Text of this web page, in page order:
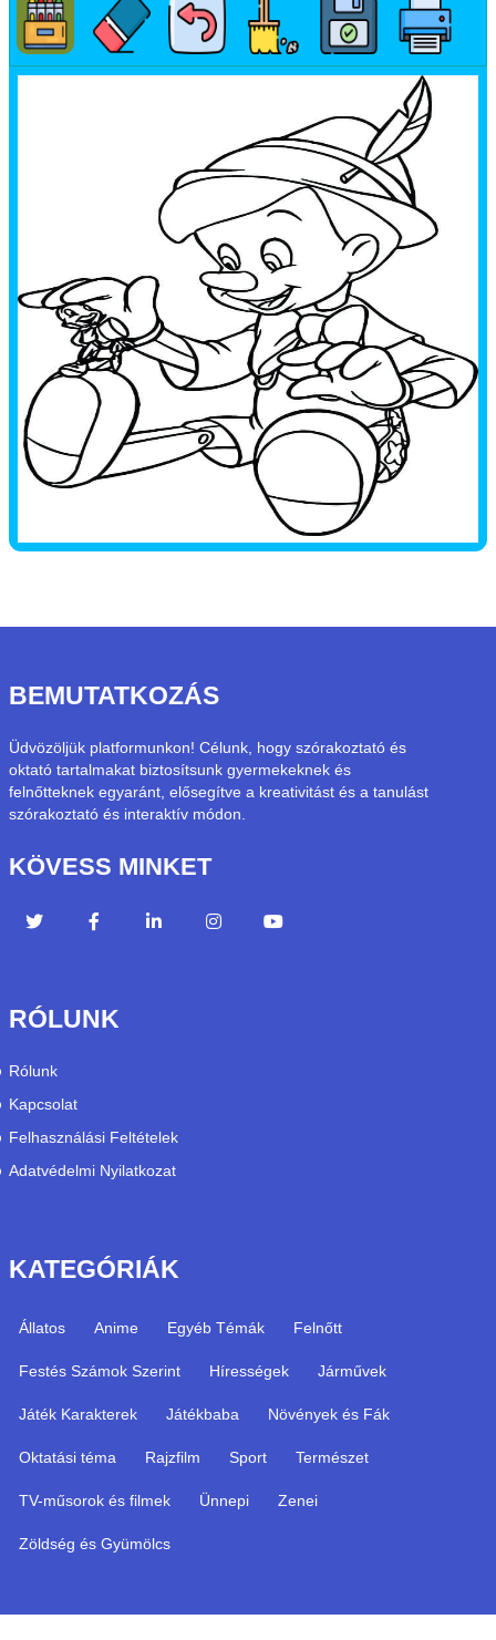
BEMUTATKOZÁS
Üdvözöljük platformunkon! Célunk, hogy szórakoztató és
oktató tartalmakat biztosítsunk gyermekeknek és
felnőtteknek egyaránt, elősegítve a kreativitást és a tanulást
szórakoztató és interaktív módon.
KÖVESS MINKET
RÓLUNK
Rólunk
Kapcsolat
Felhasználási Feltételek
Adatvédelmi Nyilatkozat
KATEGÓRIÁK
Állatos Anime Egyéb Témák Felnőtt
Festés Számok Szerint Hírességek Járművek
Játék Karakterek Játékbaba Növények és Fák
Oktatási téma Rajzfilm Sport Természet
TV-műsorok és filmek Ünnepi Zenei
Zöldség és Gyümölcs